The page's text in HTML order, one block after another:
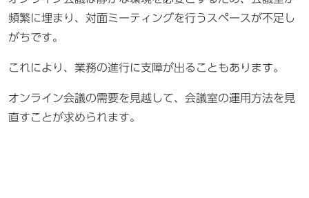
頻繁に埋まり、対面ミーティングを行うスペースが不足し
がちです。
これにより、業務の進行に支障が出ることもあります。
オンライン会議の需要を見越して、会議室の運用方法を見
直すことが求められます。